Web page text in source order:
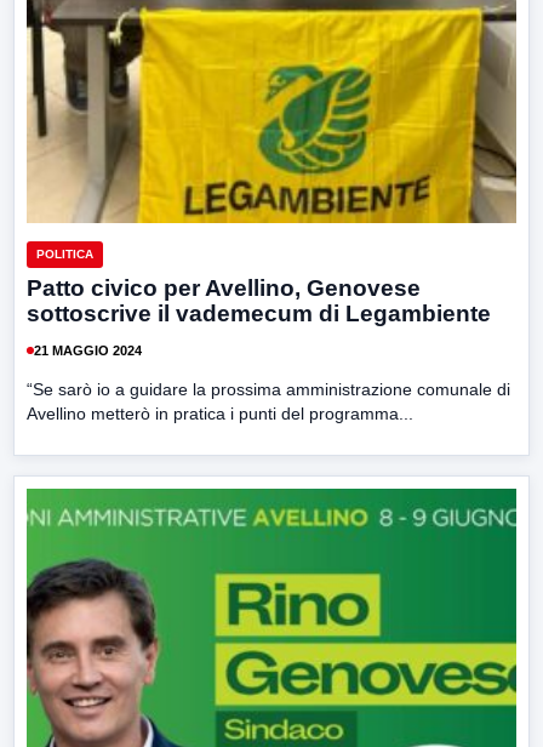
POLITICA
Patto civico per Avellino, Genovese
sottoscrive il vademecum di Legambiente
21 MAGGIO 2024
“Se sarò io a guidare la prossima amministrazione comunale di
Avellino metterò in pratica i punti del programma...